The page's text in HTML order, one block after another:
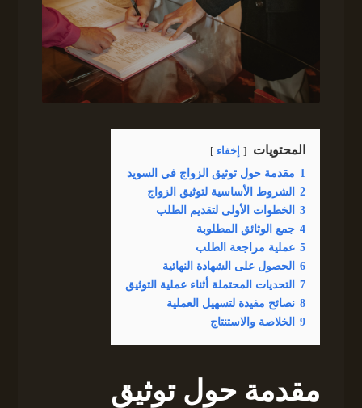
المحتويات إخفاء
1 مقدمة حول توثيق الزواج في السويد
2 الشروط الأساسية لتوثيق الزواج
3 الخطوات الأولى لتقديم الطلب
4 جمع الوثائق المطلوبة
5 عملية مراجعة الطلب
6 الحصول على الشهادة النهائية
7 التحديات المحتملة أثناء عملية التوثيق
8 نصائح مفيدة لتسهيل العملية
9 الخلاصة والاستنتاج
مقدمة حول توثيق